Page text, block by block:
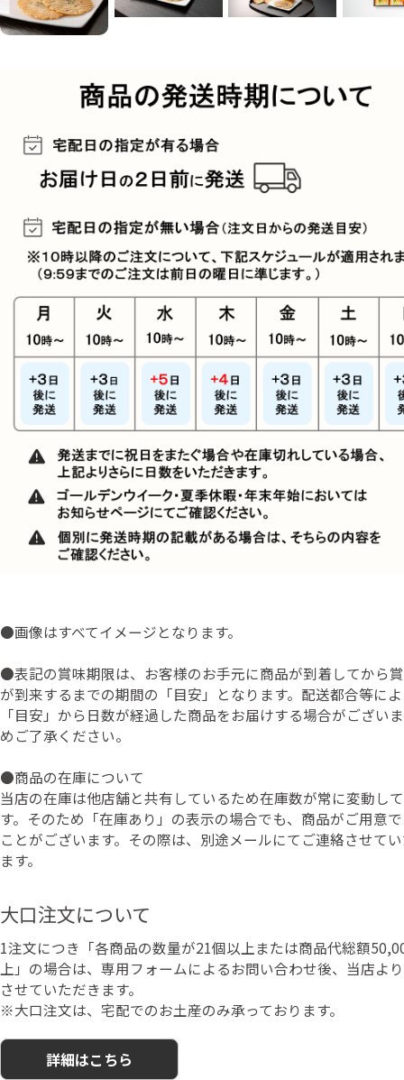
●画像はすべてイメージとなります。
●表記の賞味期限は、お客様のお手元に商品が到着してから
が到来するまでの期間の「目安」となります。配送都合等に
「目安」から日数が経過した商品をお届けする場合がござい
めご了承ください。
●商品の在庫について
当店の在庫は他店舗と共有しているため在庫数が常に変動し
す。そのため「在庫あり」の表示の場合でも、商品がご用意
ことがございます。その際は、別途メールにてご連絡させて
ます。
大口注文について
1注文につき「各商品の数量が21個以上または商品代総額
上」の場合は、専用フォームによるお問い合わせ後、当店よ
させていただきます。
※大口注文は、宅配でのお土産のみ承っております。
詳細はこちら